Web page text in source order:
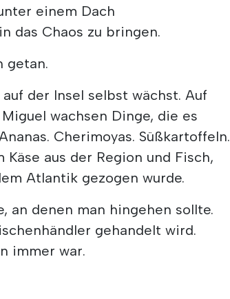
einem Dach
das Chaos zu bringen.
getan.
der Insel selbst wächst. Auf
wachsen Dinge, die es
Cherimoyas. Süßkartoffeln.
aus der Region und Fisch,
Atlantik gezogen wurde.
an denen man hingehen sollte.
gehandelt wird.
immer war.